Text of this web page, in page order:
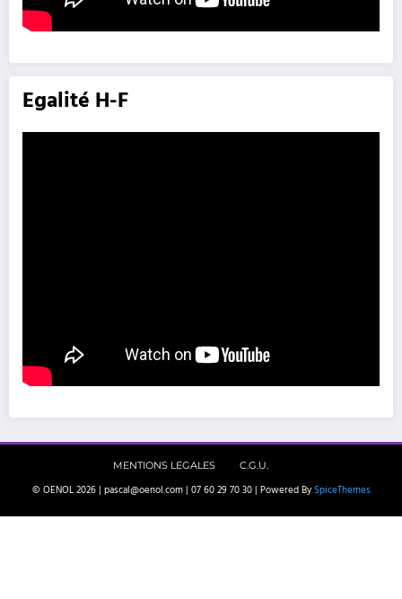
Egalité H-F
MENTIONS LEGALES C.G.U.
© OENOL 2026 | pascal@oenol.com | 07 60 29 70 30 | Powered By SpiceThemes